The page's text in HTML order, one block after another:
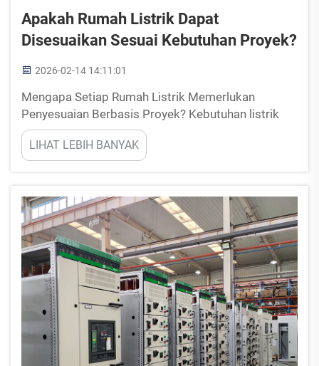
Apakah Rumah Listrik Dapat
Disesuaikan Sesuai Kebutuhan Proyek?
2026-02-14 14:11:01
Mengapa Setiap Rumah Listrik Memerlukan
Penyesuaian Berbasis Proyek? Kebutuhan listrik
rumah berbeda-beda tergantung pada tata letak
ruangan, peralatan yang terpasang di dalamnya,
serta teknologi yang mungkin akan ditambahkan di
memadai...
LIHAT LEBIH BANYAK